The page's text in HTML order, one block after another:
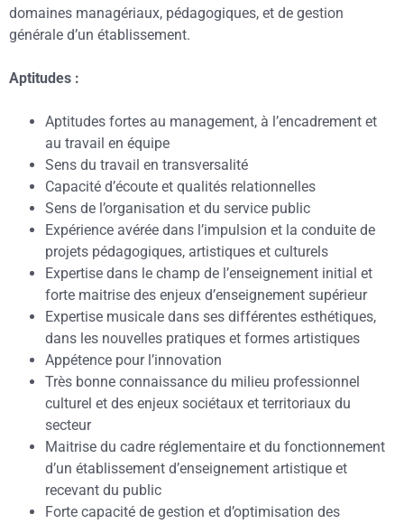
domaines managériaux, pédagogiques, et de gestion
générale d’un établissement.
Aptitudes :
Aptitudes fortes au management, à l’encadrement et
au travail en équipe
Sens du travail en transversalité
Capacité d’écoute et qualités relationnelles
Sens de l’organisation et du service public
Expérience avérée dans l’impulsion et la conduite de
projets pédagogiques, artistiques et culturels
Expertise dans le champ de l’enseignement initial et
forte maitrise des enjeux d’enseignement supérieur
Expertise musicale dans ses différentes esthétiques,
dans les nouvelles pratiques et formes artistiques
Appétence pour l’innovation
Très bonne connaissance du milieu professionnel
culturel et des enjeux sociétaux et territoriaux du
secteur
Maitrise du cadre réglementaire et du fonctionnement
d’un établissement d’enseignement artistique et
recevant du public
Forte capacité de gestion et d’optimisation des